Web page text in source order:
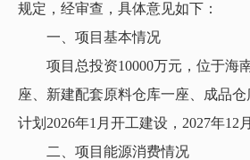
规定，经审查，具体意见如下：
一、项目基本情况
项目总投资10000万元，位于海南
座、新建配套原料仓库一座、成品
计划2026年1月开工建设，2027年12
二、项目能源消费情况